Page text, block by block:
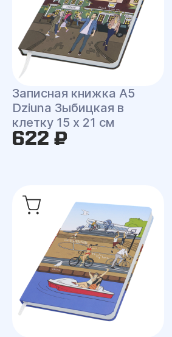
Записная книжка A5
Dziuna Зыбицкая в
клетку 15 x 21 см
622 ₽